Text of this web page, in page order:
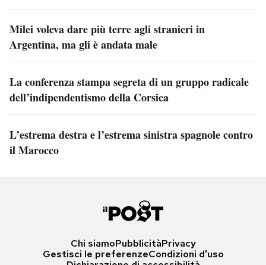
Milei voleva dare più terre agli stranieri in
Argentina, ma gli è andata male
La conferenza stampa segreta di un gruppo radicale
dell’indipendentismo della Corsica
L’estrema destra e l’estrema sinistra spagnole contro
il Marocco
Chi siamoPubblicitàPrivacy
Gestisci le preferenzeCondizioni d'uso